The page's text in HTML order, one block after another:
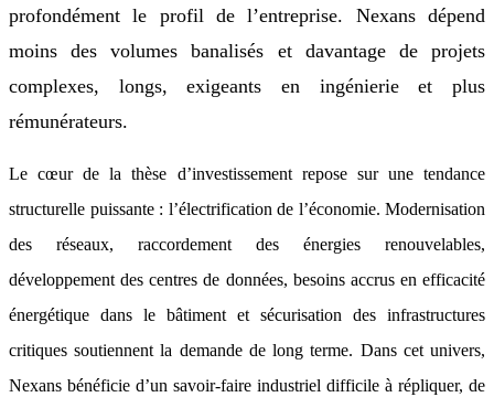
profondément le profil de l’entreprise. Nexans dépend
moins des volumes banalisés et davantage de projets
complexes, longs, exigeants en ingénierie et plus
rémunérateurs.
Le cœur de la thèse d’investissement repose sur une tendance
structurelle puissante : l’électrification de l’économie. Modernisation
des réseaux, raccordement des énergies renouvelables,
développement des centres de données, besoins accrus en efficacité
énergétique dans le bâtiment et sécurisation des infrastructures
critiques soutiennent la demande de long terme. Dans cet univers,
Nexans bénéficie d’un savoir-faire industriel difficile à répliquer, de